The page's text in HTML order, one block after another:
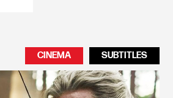
CINEMA SUBTITLES